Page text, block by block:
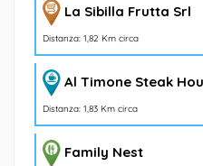
La Sibilla Frutta Srl
Distanza: 1,82 Km circa
Al Timone Steak
Distanza: 1,83 Km circa
Family Nest